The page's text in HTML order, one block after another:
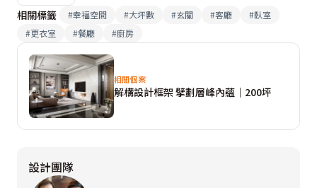
相關標籤
#幸福空間 #大坪數 #玄關 #客廳 #臥室
#更衣室 #餐廳 #廚房
相關個案
解構設計框架 擘劃層峰內蘊｜200坪
設計團隊